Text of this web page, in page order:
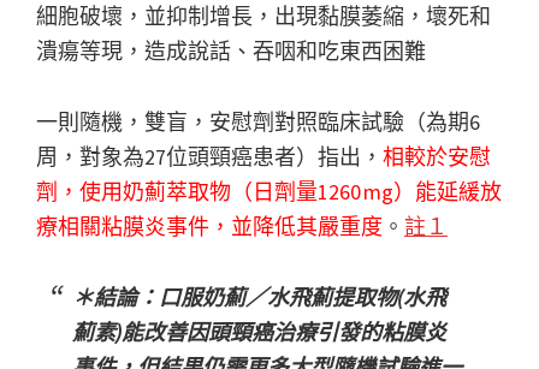
細胞破壞，並抑制增長，出現黏膜萎縮，壞死和
潰瘍等現，造成說話、吞咽和吃東西困難
一則隨機，雙盲，安慰劑對照臨床試驗（為期6
周，對象為27位頭頸癌患者）指出， 相較於安慰
劑，使用奶薊萃取物（日劑量1260 mg）能延緩放
療相關粘膜炎事件，並降低其嚴重度 。 註１
＊結論：口服奶薊／水飛薊提取物(水飛
薊素)能改善因頭頸癌治療引發的粘膜炎